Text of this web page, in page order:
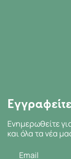
Ενημερωθείτε
και όλα τα νέα